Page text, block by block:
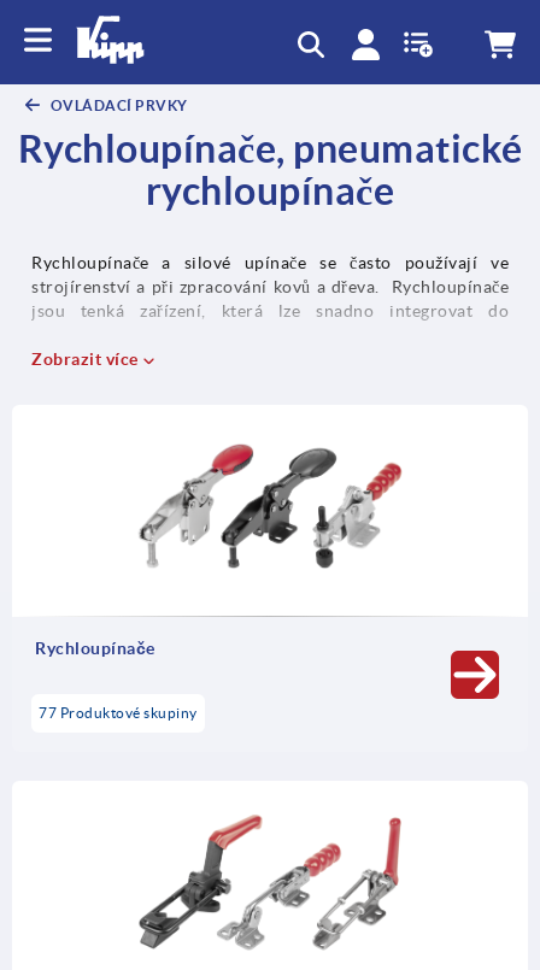
OVLÁDACÍ PRVKY
Rychloupínače, pneumatické
rychloupínače
Rychloupínače a silové upínače se často používají ve
strojírenství a při zpracování kovů a dřeva. Rychloupínače
jsou tenká zařízení, která lze snadno integrovat do
zařízení. Třmenové a hákové upínače jsou naopak vhodné
rychlé upínání. Skupina výrobků různých upínačů doplňuje
příslušenství pro rychloupínače, které umožňuje výměnu
nebo doplnění jednotlivých komponent.
Zobrazit více
Rychloupínače
77 Produktové skupiny